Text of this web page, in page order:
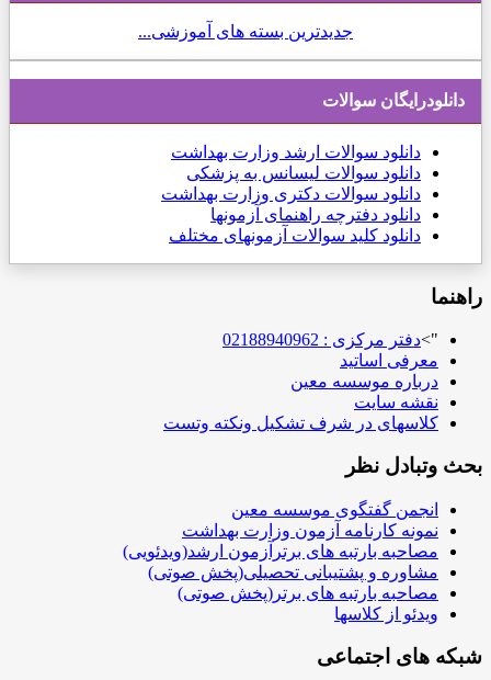
جدیدترین بسته های آموزشی...
دانلودرایگان سوالات
دانلود سوالات ارشد وزارت بهداشت
دانلود سوالات لیسانس به پزشکی
دانلود سوالات دکتری وزارت بهداشت
دانلود دفترچه راهنمای آزمونها
دانلود کلید سوالات آزمونهای مختلف
راهنما
">دفتر مرکزی : 02188940962
معرفی اساتید
درباره موسسه معین
نقشه سایت
کلاسهای در شرف تشکیل ونکته وتست
بحث وتبادل نظر
انجمن گفتگوی موسسه معین
نمونه کارنامه آزمون وزارت بهداشت
مصاحبه بارتبه های برترآزمون ارشد(ویدئویی)
مشاوره و پشتیبانی تحصیلی(پخش صوتی)
مصاحبه بارتبه های برتر(پخش صوتی)
ویدئو از کلاسها
شبکه های اجتماعی